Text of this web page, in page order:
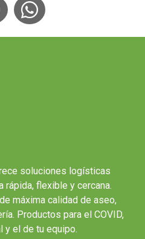
soluciones logísticas
rápida, flexible y cercana.
máxima calidad de aseo,
Productos para el COVID,
y el de tu equipo.